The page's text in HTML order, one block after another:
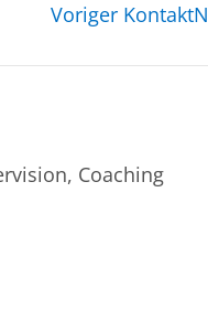
Voriger Kontakt
Coaching